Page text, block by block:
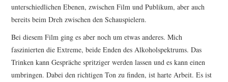
unterschiedlichen Ebenen, zwischen Film und Publikum, aber auch
bereits beim Dreh zwischen den Schauspielern.
Bei diesem Film ging es aber noch um etwas anderes. Mich
faszinierten die Extreme, beide Enden des Alkoholspektrums. Das
Trinken kann Gespräche spritziger werden lassen und es kann einen
umbringen. Dabei den richtigen Ton zu finden, ist harte Arbeit. Es ist